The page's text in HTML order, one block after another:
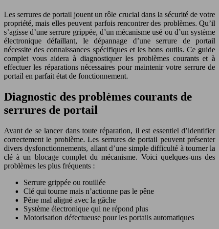
Les serrures de portail jouent un rôle crucial dans la sécurité de votre
propriété, mais elles peuvent parfois rencontrer des problèmes. Qu’il
s’agisse d’une serrure grippée, d’un mécanisme usé ou d’un système
électronique défaillant, le dépannage d’une serrure de portail
nécessite des connaissances spécifiques et les bons outils. Ce guide
complet vous aidera à diagnostiquer les problèmes courants et à
effectuer les réparations nécessaires pour maintenir votre serrure de
portail en parfait état de fonctionnement.
Diagnostic des problèmes courants de
serrures de portail
Avant de se lancer dans toute réparation, il est essentiel d’identifier
correctement le problème. Les serrures de portail peuvent présenter
divers dysfonctionnements, allant d’une simple difficulté à tourner la
clé à un blocage complet du mécanisme. Voici quelques-uns des
problèmes les plus fréquents :
Serrure grippée ou rouillée
Clé qui tourne mais n’actionne pas le pêne
Pêne mal aligné avec la gâche
Système électronique qui ne répond plus
Motorisation défectueuse pour les portails automatiques